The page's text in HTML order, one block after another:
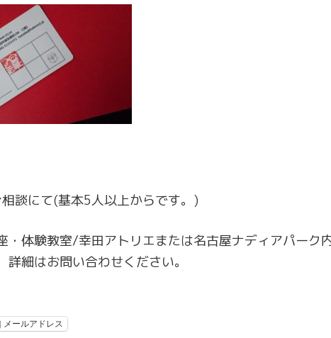
談にて(基本5人以上からです。)
体験教室/幸田アトリエまたは名古屋ナディアパーク
詳細はお問い合わせください。
メールアドレス